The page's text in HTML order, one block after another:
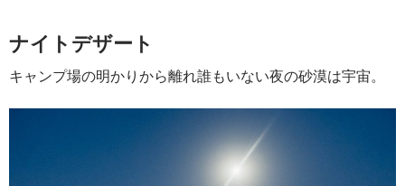
ナイトデザート
キャンプ場の明かりから離れ誰もいない夜の砂漠は宇宙。